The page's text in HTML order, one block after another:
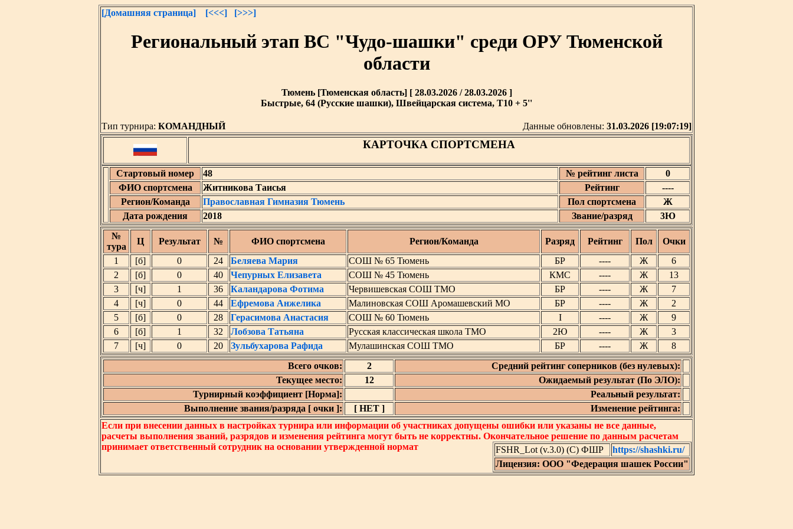
[Домашняя страница] [<<<] [>>>]
Региональный этап ВС "Чудо-шашки" среди ОРУ Тюменской
области
Тюмень [Тюменская область] [ 28.03.2026 / 28.03.2026 ]
Быстрые, 64 (Русские шашки), Швейцарская система, T10 + 5''
Тип турнира: КОМАНДНЫЙ Данные обновлены: 31.03.2026 [19:07:19]
КАРТОЧКА СПОРТСМЕНА
Стартовый номер 48 № рейтинг листа
0
ФИО спортсмена
Житникова Таисья Рейтинг
----
Регион/Команда
Православная Гимназия Тюмень Пол спортсмена
Ж
Дата рождения
2018 Звание/разряд
3Ю
№
тура
Ц Результат № ФИО спортсмена Регион/Команда Разряд Рейтинг Пол
Очки
1
[б] 0 24 Беляева Мария СОШ № 65 Тюмень БР ---- Ж
6
2
[б] 0 40 Чепурных Елизавета СОШ № 45 Тюмень КМС ---- Ж
13
3
[ч] 1 36 Каландарова Фотима Червишевская СОШ ТМО БР ---- Ж
7
4
[ч] 0 44 Ефремова Анжелика Малиновская СОШ Аромашевский МО БР ---- Ж
2
5
[б] 0 28 Герасимова Анастасия СОШ № 60 Тюмень I ---- Ж
9
6
[б] 1 32 Лобзова Татьяна Русская классическая школа ТМО 2Ю ---- Ж
3
7
[ч] 0 20 Зульбухарова Рафида Мулашинская СОШ ТМО БР ---- Ж
8
Всего очков:
2
Средний рейтинг соперников (без нулевых):
Текущее место:
12
Ожидаемый результат (По ЭЛО):
Турнирный коэффициент [Норма]:
Реальный результат:
Выполнение звания/разряда [ очки ]:
[ НЕТ ]
Изменение рейтинга:
Если при внесении данных в настройках турнира или информации об участниках допущены ошибки или указаны не все данные,
расчеты выполнения званий, разрядов и изменения рейтинга могут быть не корректны. Окончательное решение по данным расчетам
принимает ответственный сотрудник на основании утвержденной нормат
FSHR_Lot (v.3.0) (C) ФШР
https://shashki.ru/
Лицензия: ООО "Федерация шашек России"